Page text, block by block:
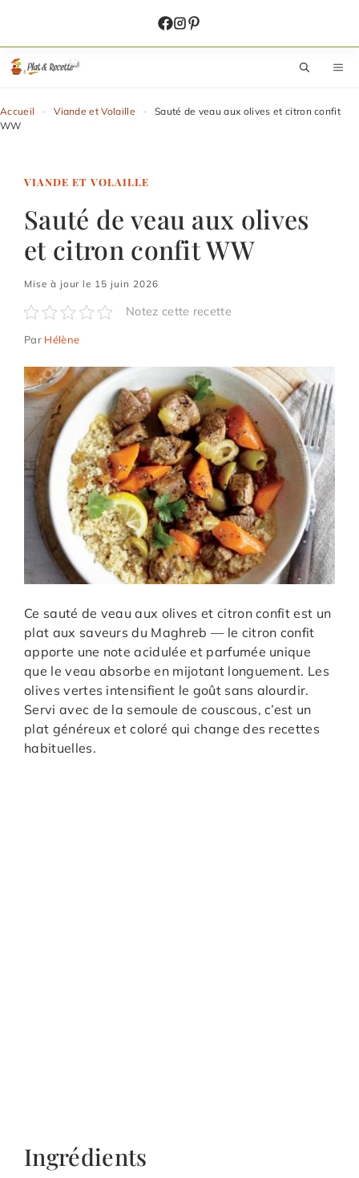
contenu
Accueil - Viande et Volaille -
Sauté de veau aux olives et citron confit
WW
VIANDE ET VOLAILLE
Sauté de veau aux olives
et citron confit WW
Mise à jour le 15 juin 2026
Notez cette recette
Par Hélène
Ce sauté de veau aux olives et citron confit est un
plat aux saveurs du Maghreb — le citron confit
apporte une note acidulée et parfumée unique
que le veau absorbe en mijotant longuement. Les
olives vertes intensifient le goût sans alourdir.
Servi avec de la semoule de couscous, c’est un
plat généreux et coloré qui change des recettes
habituelles.
Ingrédients